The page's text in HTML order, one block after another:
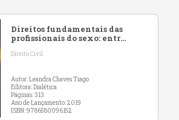
Direitos fundamentais das
profissionais do sexo: entre
reconhecimento
Direito Civil
Autor: Leandra Chaves Tiago
Editora: Dialética
Páginas: 313
Ano de Lançamento: 2019
ISBN: 9786580096152